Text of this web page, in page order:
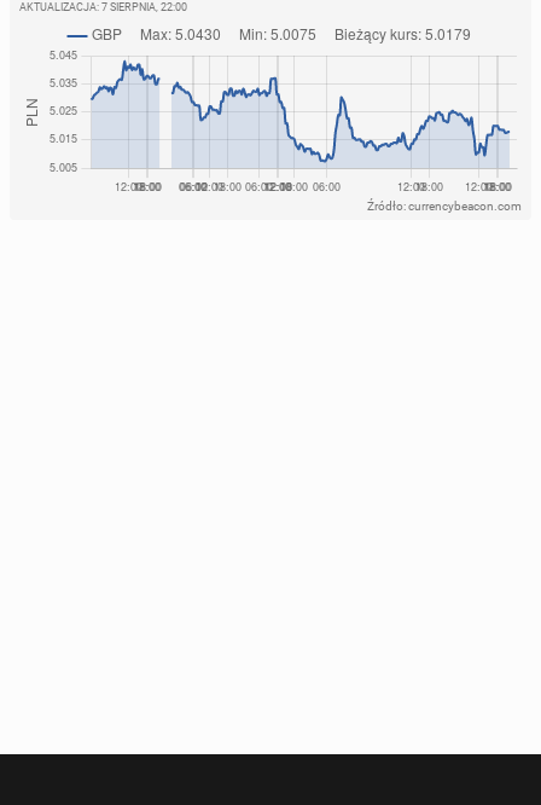
AKTUALIZACJA: 7 SIERPNIA, 22:00
Źródło: currencybeacon.com